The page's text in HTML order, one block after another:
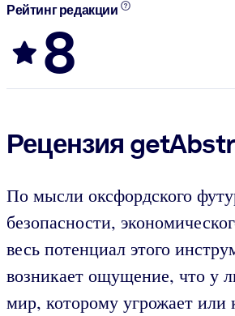
Рейтинг редакции
8
Рецензия
По мысли оксфордского
безопасности,
весь потенциал этого
возникает ощущение, что у
мир, которому угрожает или